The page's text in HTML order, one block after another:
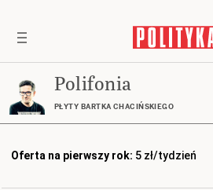
Polifonia
PŁYTY BARTKA CHACIŃSKIEGO
Oferta na pierwszy rok: 5 zł/tydzień